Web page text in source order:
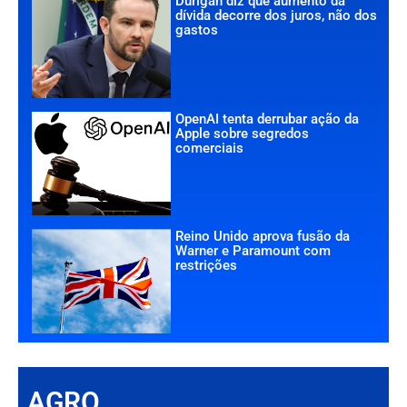
dívida decorre dos juros, não dos
gastos
OpenAI tenta derrubar ação da
Apple sobre segredos
comerciais
Reino Unido aprova fusão da
Warner e Paramount com
restrições